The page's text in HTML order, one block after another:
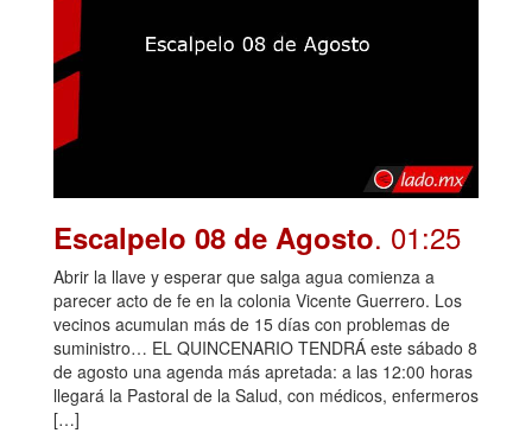
Escalpelo 08 de Agosto. 01:25
Abrir la llave y esperar que salga agua comienza a
parecer acto de fe en la colonia Vicente Guerrero. Los
vecinos acumulan más de 15 días con problemas de
suministro… EL QUINCENARIO TENDRÁ este sábado 8
de agosto una agenda más apretada: a las 12:00 horas
llegará la Pastoral de la Salud, con médicos, enfermeros
[…]